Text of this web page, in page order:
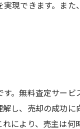
現できます。ま
。無料査定サー
し、売却の成功
により、売主は